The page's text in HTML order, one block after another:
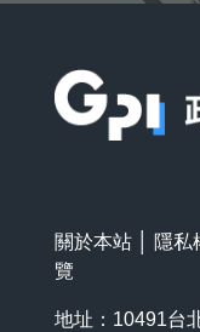
關於本站 隱私
覽
地址：10491台